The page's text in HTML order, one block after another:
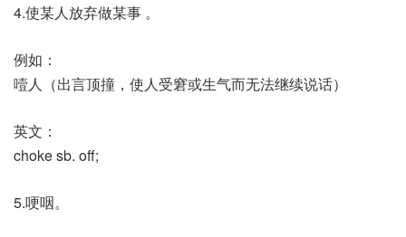
4.使某人放弃做某事 。
例如：
噎人（出言顶撞，使人受窘或生气而无法继续说话）
英文：
choke sb. off;
5.哽咽。